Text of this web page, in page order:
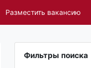
Разместить вакансию
Фильтры поиска